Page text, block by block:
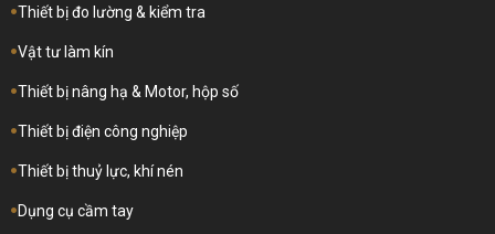
Thiết bị đo lường & kiểm tra
Vật tư làm kín
Thiết bị nâng hạ & Motor, hộp số
Thiết bị điện công nghiệp
Thiết bị thuỷ lực, khí nén
Dụng cụ cầm tay